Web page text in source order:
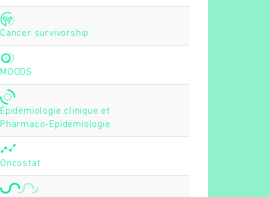
Cancer survivorship
MOODS
Épidémiologie clinique et
Pharmaco-Epidémiologie
Oncostat